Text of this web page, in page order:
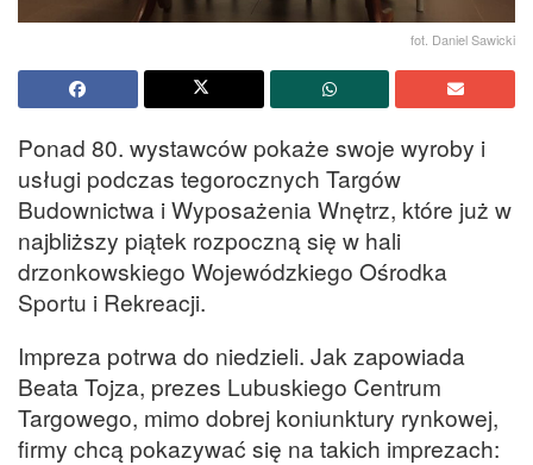
fot. Daniel Sawicki
Ponad 80. wystawców pokaże swoje wyroby i
usługi podczas tegorocznych Targów
Budownictwa i Wyposażenia Wnętrz, które już w
najbliższy piątek rozpoczną się w hali
drzonkowskiego Wojewódzkiego Ośrodka
Sportu i Rekreacji.
Impreza potrwa do niedzieli. Jak zapowiada
Beata Tojza, prezes Lubuskiego Centrum
Targowego, mimo dobrej koniunktury rynkowej,
firmy chcą pokazywać się na takich imprezach: